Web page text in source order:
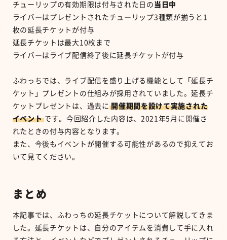
チューリップの有効期限は付与された日の 当日中
ライバーはプレゼントされたチューリップ3種類が揃うと 1
枚の延長チケットが付与
延長チケットは最大 10枚まで
ライバーはライブ配信終了後に延長チケットが付与
ふわっちでは、ライブ配信を盛り上げる機能として「延長チ
ケット」プレゼントの仕組みが採用されていました。延長チ
ケットプレゼントは、過去に 開催期間を設けて実施された
イベント です。今回紹介した内容は、 2021 年5 月に開催さ
れたときの付与内容となります。
また、今後もイベントが開催する可能性があるので抑えてお
いて見てください。
まとめ
本記事では、ふわっちの延長チケットについて解説してきま
した。延長チケットは、自分のアイテムを消費して手に入れ